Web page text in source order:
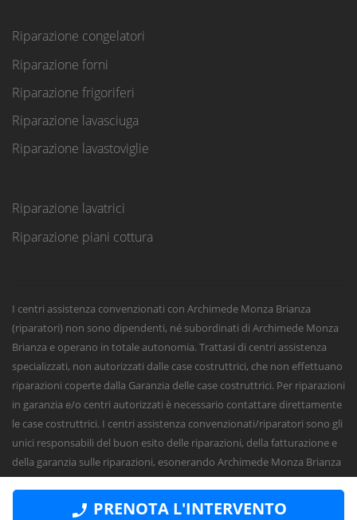
PRENOTA L'INTERVENTO
Riparazione congelatori
Riparazione forni
Riparazione frigoriferi
Riparazione lavasciuga
Riparazione lavastoviglie
Riparazione lavatrici
Riparazione piani cottura
I centri assistenza convenzionati con Archimede Monza Brianza
(riparatori) non sono dipendenti, né subordinati di Archimede Monza
Brianza e operano in totale autonomia. Trattasi di centri assistenza
specializzati, non autorizzati dalle case costruttrici, che non effettuano
riparazioni coperte dalla Garanzia delle case costruttrici. Per riparazioni
in garanzia e/o centri autorizzati è necessario contattare direttamente
le case costruttrici. I centri assistenza convenzionati/riparatori sono gli
unici responsabili del buon esito delle riparazioni, della fatturazione e
della garanzia sulle riparazioni, esonerando Archimede Monza Brianza
da qualsiasi responsabilità civile, penale o fiscale sugli interventi e sulle